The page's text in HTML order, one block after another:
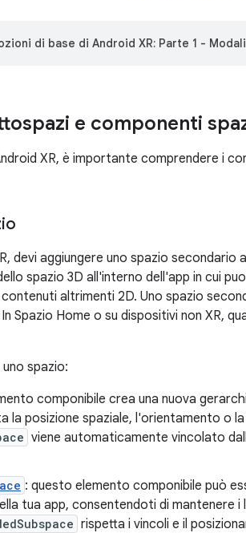
di base di Android XR: Parte 1 -
e componenti
XR, è importante comprendere i
devi aggiungere uno spazio secondario
spazio 3D all'interno dell'app in cui
altrimenti 2D. Uno spazio
Spazio Home o su dispositivi non XR,
spazio:
componibile crea una nuova
la posizione spaziale, l'orientamento o
viene automaticamente vincolato
: questo elemento componibile può
tua app, consentendoti di mantenere
rispetta i vincoli e il